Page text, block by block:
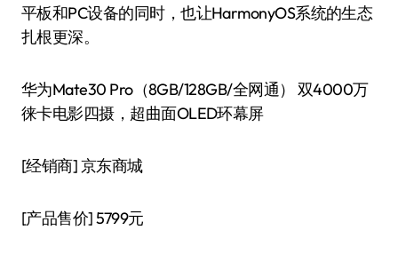
平板和PC设备的同时，也让HarmonyOS系统的生态
扎根更深。
华为Mate30 Pro（8GB/128GB/全网通） 双4000万
徕卡电影四摄，超曲面OLED环幕屏
[经销商]京东商城
[产品售价]5799元